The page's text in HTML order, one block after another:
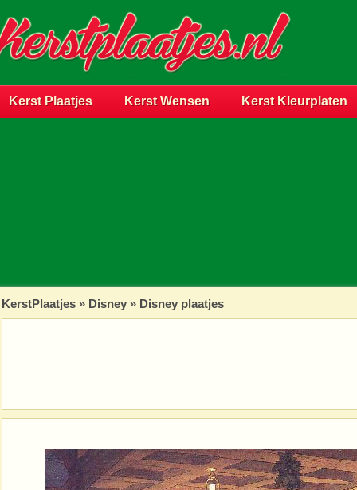
Kerst Plaatjes Kerst Wensen Kerst Kleurplaten
KerstPlaatjes » Disney » Disney plaatjes